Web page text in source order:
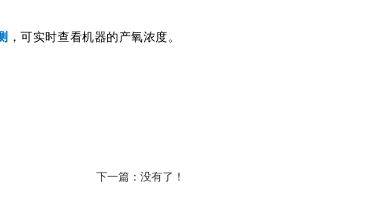
，可实时查看机器的产氧浓度。
下一篇：没有了！